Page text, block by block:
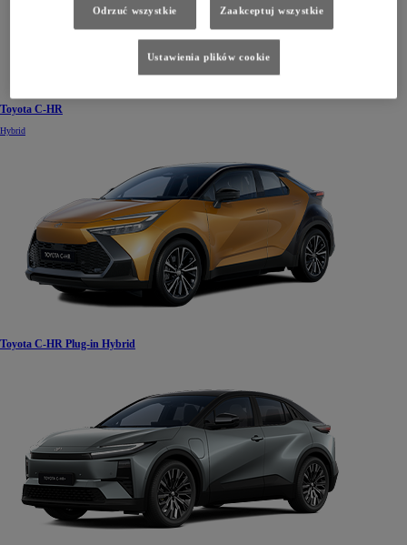
Toyota C-HR
Hybrid
Toyota C-HR Plug-in Hybrid
Odrzuć wszystkie Zaakceptuj wszystkie
Ustawienia plików cookie